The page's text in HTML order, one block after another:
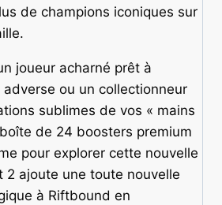
de champions iconiques sur
joueur acharné prêt à
ou un collectionneur
sublimes de vos « mains
de 24 boosters premium
pour explorer cette nouvelle
2 ajoute une toute nouvelle
à Riftbound en